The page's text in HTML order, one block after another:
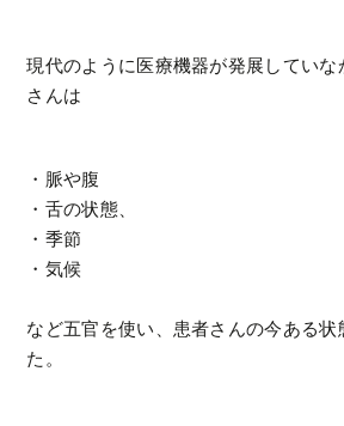
現代のように医療機器が発展してい
さんは
・脈や腹
・舌の状態、
・季節
・気候
など五官を使い、患者さんの今ある状
た。